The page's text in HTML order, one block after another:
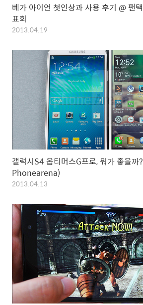
베가 아이언 첫인상과 사용 후기 @ 팬
표회
2013.04.19
갤럭시S4 옵티머스G프로, 뭐가 좋을까
Phonearena)
2013.04.13